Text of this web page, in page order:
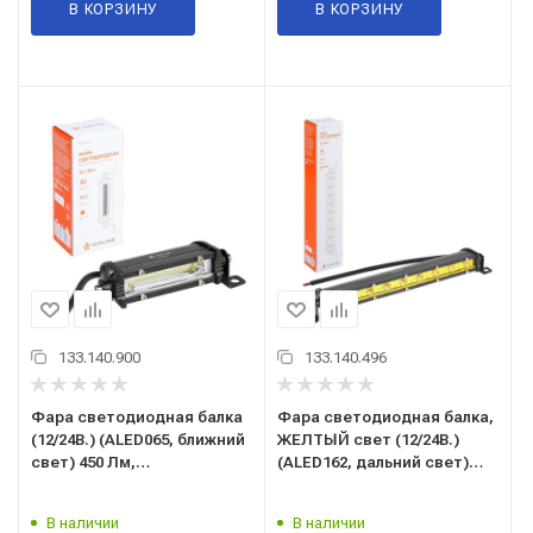
В КОРЗИНУ В КОРЗИНУ
133.140.900
Фaрa свeтoдиoднaя балка
(12/24В.) (ALED065, ближний
свет) 450 Лм,
В наличии
133.140.496
Фaрa свeтoдиoднaя балка,
ЖЕЛТЫЙ свет (12/24В.)
(ALED162, дальний свет)
В наличии